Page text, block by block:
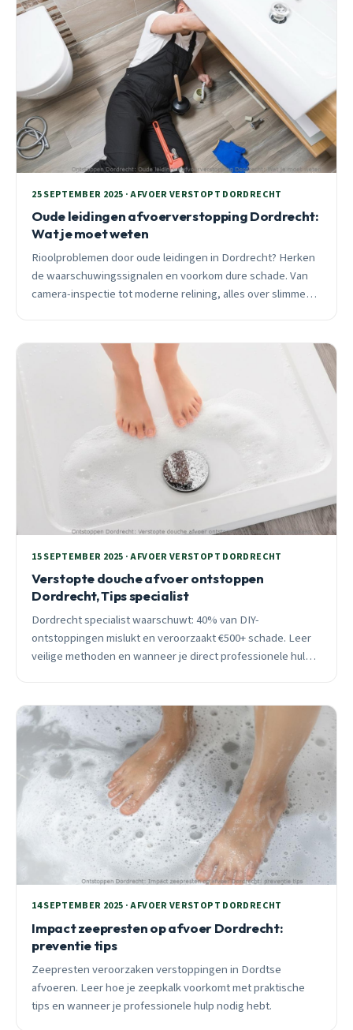
25 SEPTEMBER 2025 · AFVOER VERSTOPT DORDRECHT
Oude leidingen afvoerverstopping Dordrecht:
Wat je moet weten
Rioolproblemen door oude leidingen in Dordrecht? Herken
de waarschuwingssignalen en voorkom dure schade. Van
camera-inspectie tot moderne relining, alles over slimme
15 SEPTEMBER 2025 · AFVOER VERSTOPT DORDRECHT
Verstopte douche afvoer ontstoppen
Dordrecht, Tips specialist
Dordrecht specialist waarschuwt: 40% van DIY-
ontstoppingen mislukt en veroorzaakt €500+ schade. Leer
veilige methoden en wanneer je direct professionele hulp
14 SEPTEMBER 2025 · AFVOER VERSTOPT DORDRECHT
Impact zeepresten op afvoer Dordrecht:
preventie tips
Zeepresten veroorzaken verstoppingen in Dordtse
afvoeren. Leer hoe je zeepkalk voorkomt met praktische
tips en wanneer je professionele hulp nodig hebt.